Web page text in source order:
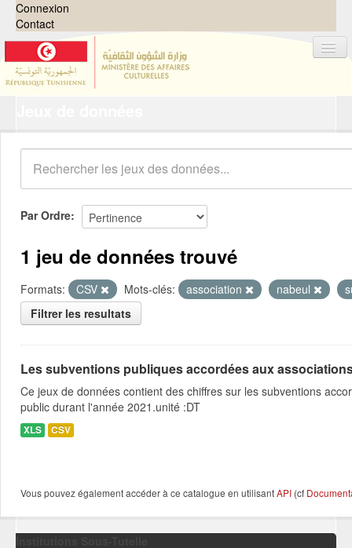
Connexion
Contact
Organisations
Groupes
Demandes 0
À propos
Par Ordre
1 jeu de données trouvé
Formats: CSV Mots-clés: association nabeul
Filtrer les resultats
Les subventions publiques accordées aux
Ce jeux de données contient des chiffres sur les subventions
public durant l'année 2021.unité :DT
XLS CSV
Vous pouvez également accéder à ce catalogue en utilisantAPI (cf